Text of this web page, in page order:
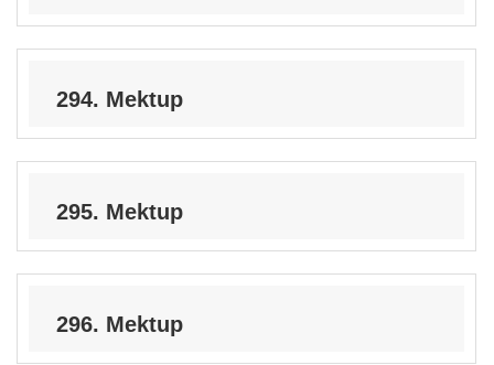
294. Mektup
295. Mektup
296. Mektup